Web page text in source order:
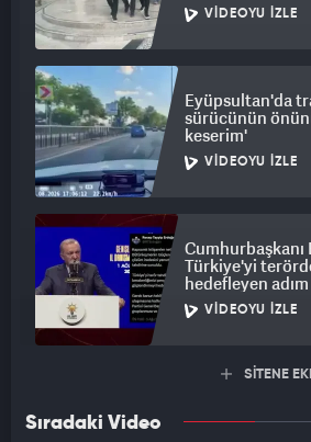
VIDEOYU İZLE
Eyüpsultan'da
sürücünün
keserim'
VIDEOYU İZLE
Cumhurbaşkanı
Türkiye'yi
hedefleyen
VIDEOYU İZLE
SİTENE
Sıradaki Video